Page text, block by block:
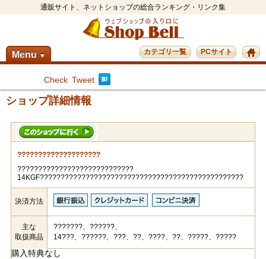
通販サイト、ネットショップの総合ランキング・リンク集
Menu ▼ PCサイト
カテゴリ一覧
Check Tweet
ショップ詳細情報
????????????????????
????????????????????????????
14KGF?????????????????????????????????????????????????
決済方法
主な
取扱商品
???????、??????、
14???、??????、???、??、????、??、?????、?????
購入特典なし